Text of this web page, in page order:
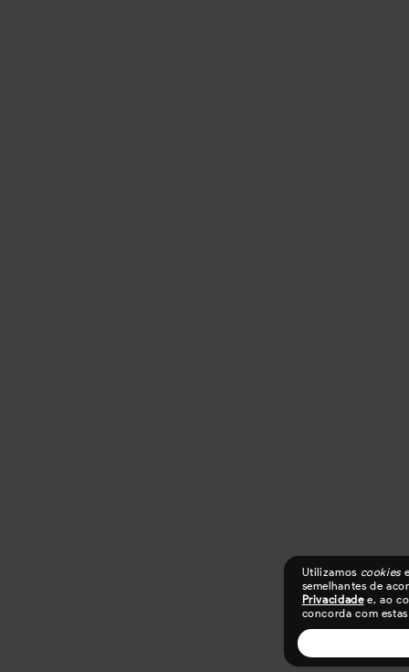
Utilizamos cookies
semelhantes de
Privacidadee, ao
concorda com